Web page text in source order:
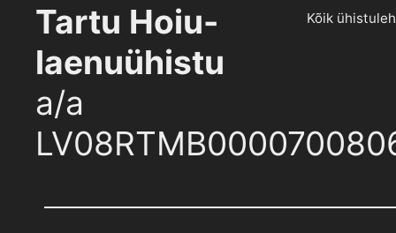
Tartu Hoiu-
laenuühistu
a/a
Kõik